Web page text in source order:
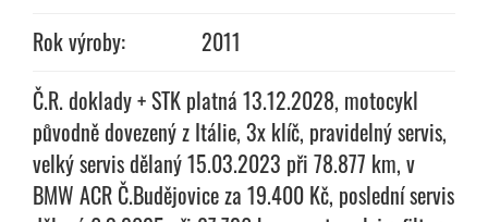
Rok výroby:
2011
Č.R. doklady + STK platná 13.12.2028, motocykl
původně dovezený z Itálie, 3x klíč, pravidelný servis,
velký servis dělaný 15.03.2023 při 78.877 km, v
BMW ACR Č.Budějovice za 19.400 Kč, poslední servis